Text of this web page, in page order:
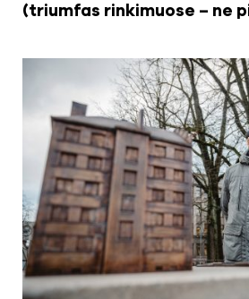
(triumfas rinkimuose – ne